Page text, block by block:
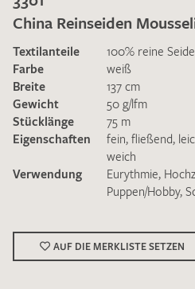
Ich bin damit einverstanden,
zur Beantwortung meiner
DieDatenschutzbestimmungen
genommen und akzeptiere
China Reinseiden
Textilanteile
100% reine Seide
Farbe
weiß
Breite
137 cm
Gewicht
50 g/lfm
Stücklänge
75 m
Eigenschaften
fein, fließend,
weich
Verwendung
Eurythmie,
Puppen/Hobby,
AUF DIE MERKLISTE SETZEN